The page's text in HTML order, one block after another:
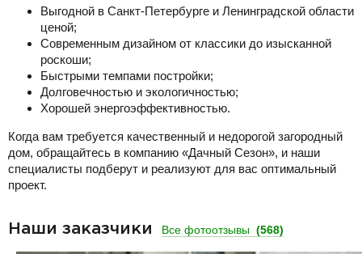
Выгодной в Санкт-Петербурге и Ленинградской области
ценой;
Современным дизайном от классики до изысканной
роскоши;
Быстрыми темпами постройки;
Долговечностью и экологичностью;
Хорошей энергоэффективностью.
Когда вам требуется качественный и недорогой загородный
дом, обращайтесь в компанию «Дачный Сезон», и наши
специалисты подберут и реализуют для вас оптимальный
проект.
Наши заказчики Все фотоотзывы (568)